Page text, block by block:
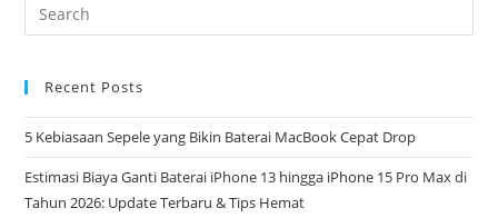
Recent Posts
5 Kebiasaan Sepele yang Bikin Baterai MacBook Cepat Drop
Estimasi Biaya Ganti Baterai iPhone 13 hingga iPhone 15 Pro Max di
Tahun 2026: Update Terbaru & Tips Hemat